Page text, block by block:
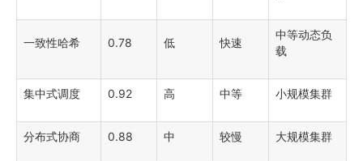
一致性哈希 0.78 低 快速
中等动态负
载
集中式调度 0.92 高 中等 小规模集群
分布式协商 0.88 中 较慢 大规模集群